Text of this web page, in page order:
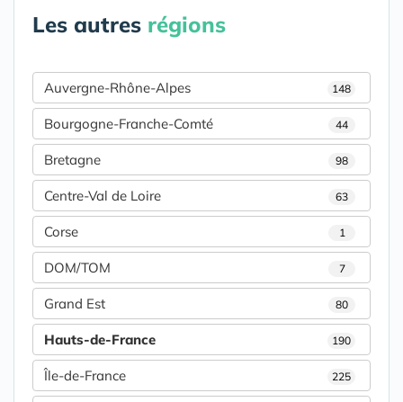
Les autres régions
Auvergne-Rhône-Alpes 148
Bourgogne-Franche-Comté 44
Bretagne 98
Centre-Val de Loire 63
Corse 1
DOM/TOM 7
Grand Est 80
Hauts-de-France 190
Île-de-France 225